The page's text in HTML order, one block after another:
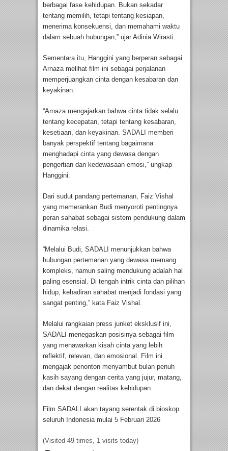
berbagai fase kehidupan. Bukan sekadar
tentang memilih, tetapi tentang kesiapan,
menerima konsekuensi, dan memahami waktu
dalam sebuah hubungan,” ujar Adinia Wirasti.
Sementara itu, Hanggini yang berperan sebagai
Arnaza melihat film ini sebagai perjalanan
memperjuangkan cinta dengan kesabaran dan
keyakinan.
“Arnaza mengajarkan bahwa cinta tidak selalu
tentang kecepatan, tetapi tentang kesabaran,
kesetiaan, dan keyakinan. SADALI memberi
banyak perspektif tentang bagaimana
menghadapi cinta yang dewasa dengan
pengertian dan kedewasaan emosi,” ungkap
Hanggini.
Dari sudut pandang pertemanan, Faiz Vishal
yang memerankan Budi menyoroti pentingnya
peran sahabat sebagai sistem pendukung dalam
dinamika relasi.
“Melalui Budi, SADALI menunjukkan bahwa
hubungan pertemanan yang dewasa memang
kompleks, namun saling mendukung adalah hal
paling esensial. Di tengah intrik cinta dan pilihan
hidup, kehadiran sahabat menjadi fondasi yang
sangat penting,” kata Faiz Vishal.
Melalui rangkaian press junket eksklusif ini,
SADALI menegaskan posisinya sebagai film
yang menawarkan kisah cinta yang lebih
reflektif, relevan, dan emosional. Film ini
mengajak penonton menyambut bulan penuh
kasih sayang dengan cerita yang jujur, matang,
dan dekat dengan realitas kehidupan.
Film SADALI akan tayang serentak di bioskop
seluruh Indonesia mulai 5 Februari 2026
(Visited 49 times, 1 visits today)